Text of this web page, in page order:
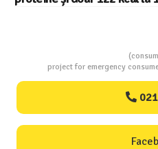
project for emergency